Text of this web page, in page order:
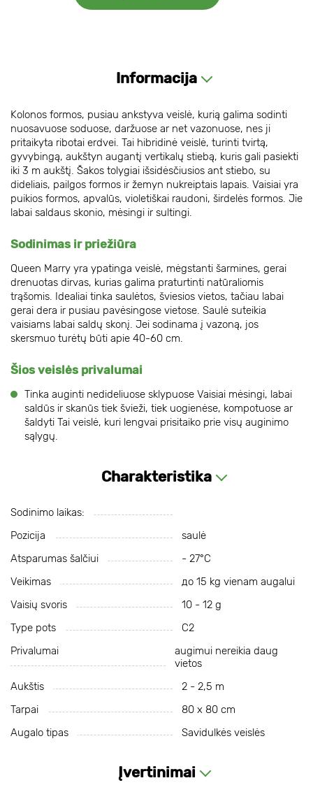
Informacija
Kolonos formos, pusiau ankstyva veislė, kurią galima sodinti
nuosavuose soduose, daržuose ar net vazonuose, nes ji
pritaikyta ribotai erdvei. Tai hibridinė veislė, turinti tvirtą,
gyvybingą, aukštyn augantį vertikalų stiebą, kuris gali pasiekti
iki 3 m aukštį. Šakos tolygiai išsidėsčiusios ant stiebo, su
dideliais, pailgos formos ir žemyn nukreiptais lapais. Vaisiai yra
puikios formos, apvalūs, violetiškai raudoni, širdelės formos. Jie
labai saldaus skonio, mėsingi ir sultingi.
Sodinimas ir priežiūra
Queen Marry yra ypatinga veislė, mėgstanti šarmines, gerai
drenuotas dirvas, kurias galima praturtinti natūraliomis
trąšomis. Idealiai tinka saulėtos, šviesios vietos, tačiau labai
gerai dera ir pusiau pavėsingose vietose. Saulė suteikia
vaisiams labai saldų skonį. Jei sodinama į vazoną, jos
skersmuo turėtų būti apie 40-60 cm.
Šios veislės privalumai
Tinka auginti nedideliuose sklypuose Vaisiai mėsingi, labai
saldūs ir skanūs tiek švieži, tiek uogienėse, kompotuose ar
šaldyti Tai veislė, kuri lengvai prisitaiko prie visų auginimo
sąlygų.
Charakteristika
Sodinimo laikas:
Pozicija
saulė
Atsparumas šalčiui
- 27°С
Veikimas
до 15 kg vienam augalui
Vaisių svoris
10 - 12 g
Type pots
С2
Privalumai
augimui nereikia daug
vietos
Aukštis
2 - 2,5 m
Tarpai
80 x 80 cm
Augalo tipas
Savidulkės veislės
Įvertinimai